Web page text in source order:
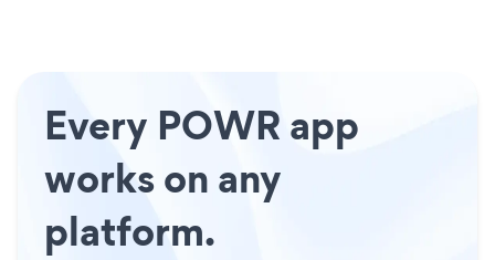
Every POWR app
works on any
platform.